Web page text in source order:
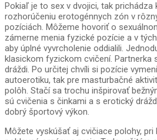
Pokiaľ je to sex v dvojici, tak prichádza
rozhorúčeniu erotogénnych zón v
pozíciách. Môžeme hovoriť o
zámerne menia fyzické pozície a v
aby úplné vyvrcholenie oddialili.
klasickom fyzickom cvičení. Partnerka
dráždi. Po určitej chvíli si pozície
autoerotiku, tak pre masturbačné
polôh. Stačí sa trochu inšpirovať
sú cvičenia s činkami a s erotický
dobrý športový výkon.
Môžete vyskúšať aj cvičiace polohy,